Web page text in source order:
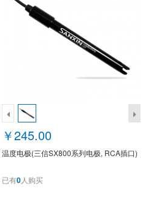
￥245.00
温度电极(三信SX800系列电极, RCA插口)
已有0人购买